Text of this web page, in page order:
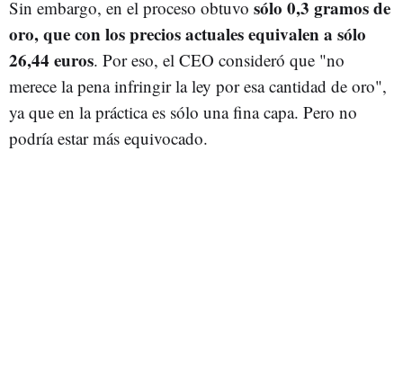
Sin embargo, en el proceso obtuvo sólo 0,3 gramos de
oro, que con los precios actuales equivalen a sólo
26,44 euros. Por eso, el CEO consideró que "no
merece la pena infringir la ley por esa cantidad de oro",
ya que en la práctica es sólo una fina capa. Pero no
podría estar más equivocado.